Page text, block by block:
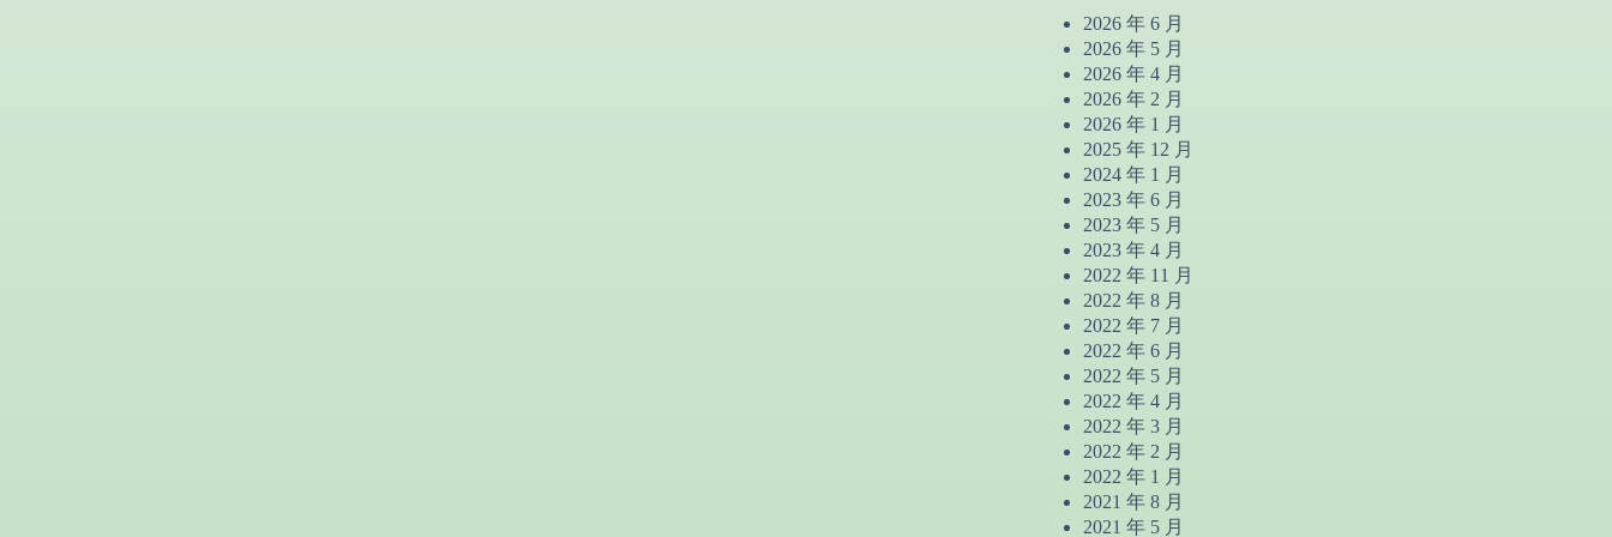
2026 年 6 月
2026 年 5 月
2026 年 4 月
2026 年 2 月
2026 年 1 月
2025 年 12 月
2024 年 1 月
2023 年 6 月
2023 年 5 月
2023 年 4 月
2022 年 11 月
2022 年 8 月
2022 年 7 月
2022 年 6 月
2022 年 5 月
2022 年 4 月
2022 年 3 月
2022 年 2 月
2022 年 1 月
2021 年 8 月
2021 年 5 月